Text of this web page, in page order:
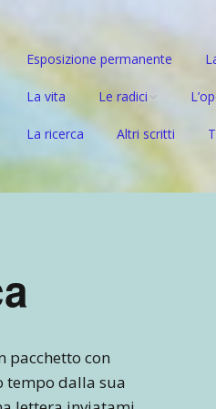
Esposizione permanente
La vita Le radici
Il ramo paterno –
Il ramo materno –
La ricerca Altri scritti
pacchetto con
tempo dalla sua